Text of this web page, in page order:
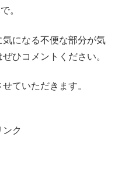
。
になる不便な部分が気
ひコメントください。
ていただきます。
ンク